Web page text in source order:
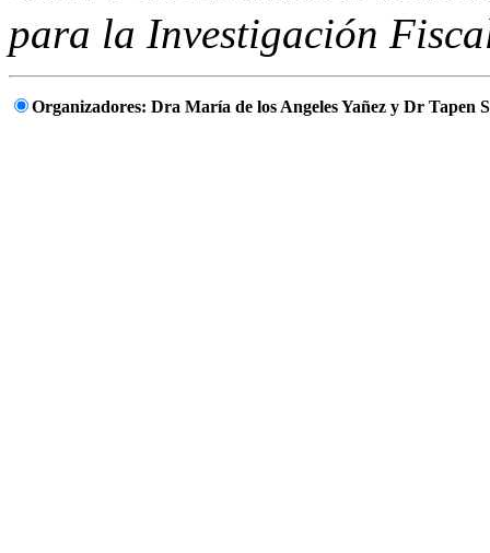
para la Investigación
Organizadores: Dra María de los Angeles Yañez y Dr Tapen